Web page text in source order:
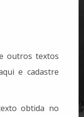
outros textos
e cadastre
obtida no